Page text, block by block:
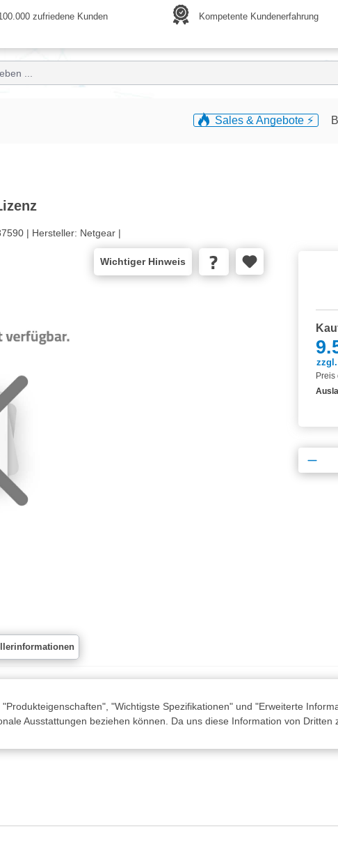
zufriedene Kunden Kompetente Kundenerfahrung
Sales & Angebote ⚡️
| Hersteller: Netgear |
Wichtiger Hinweis
zzgl.
Preis
"Wichtigste Spezifikationen" und "Erweiterte
Ausstattungen beziehen können. Da uns diese Information von Dritten